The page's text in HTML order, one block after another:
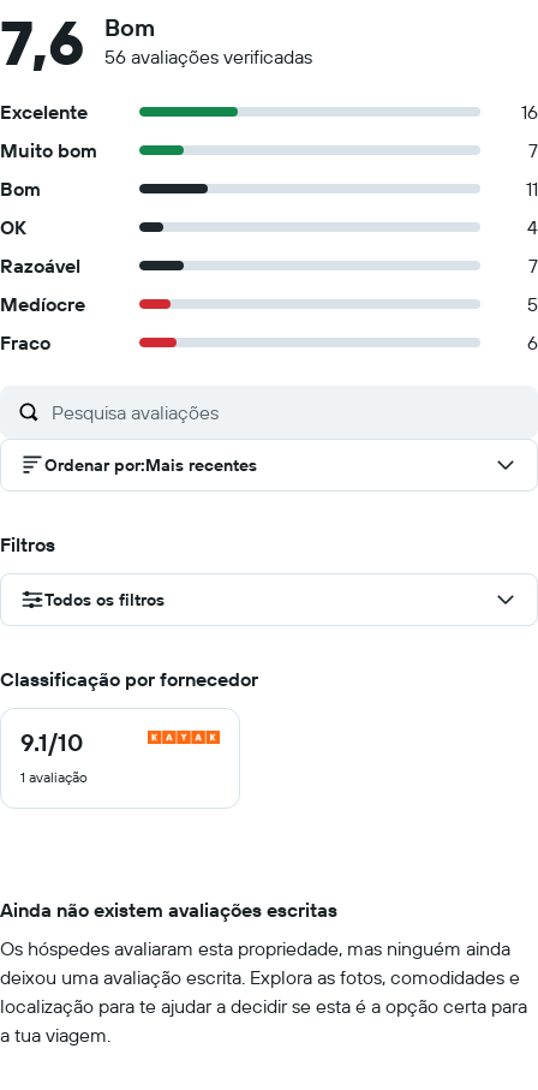
7,6 Bom
56 avaliações verificadas
Excelente
16
Muito bom
7
Bom
11
OK
4
Razoável
7
Medíocre
5
Fraco
6
Ordenar por:Mais recentes
Filtros
Todos os filtros
Classificação por fornecedor
9.1/10
9.1
10
1 avaliação
Ainda não existem avaliações escritas
Os hóspedes avaliaram esta propriedade, mas ninguém ainda
deixou uma avaliação escrita. Explora as fotos, comodidades e
localização para te ajudar a decidir se esta é a opção certa para
a tua viagem.